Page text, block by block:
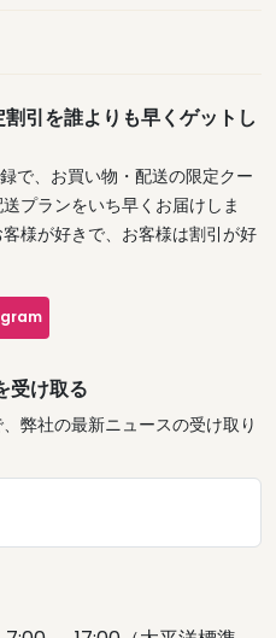
引を誰よりも早くゲットし
で、お買い物・配送の限定クー
プランをいち早くお届けしま
様が好きで、お客様は割引が好
け取る
弊社の最新ニュースの受け取り